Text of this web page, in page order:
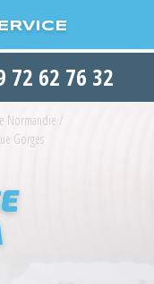
72 62 76 32
Normandie /
Gorges